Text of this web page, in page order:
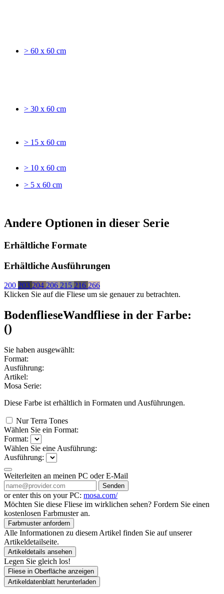
> 60 x 60 cm
> 30 x 60 cm
> 15 x 60 cm
> 10 x 60 cm
> 5 x 60 cm
Andere Optionen in dieser Serie
Erhältliche Formate
Erhältliche Ausführungen
200 203 204 206 215 216 266
Klicken Sie auf die Fliese um sie genauer zu betrachten.
BodenflieseWandfliese in der Farbe:
()
Sie haben ausgewählt:
Format:
Ausführung:
Artikel:
Mosa Serie:
Diese Farbe ist erhältlich in Formaten und Ausführungen.
Nur Terra Tones
Wählen Sie ein Format:
Format:
Wählen Sie eine Ausführung:
Ausführung:
Weiterleiten an meinen PC oder E-Mail
Senden
or enter this on your PC: mosa.com/
Möchten Sie diese Fliese im wirklichen sehen? Fordern Sie einen
kostenlosen Farbmuster an.
Farbmuster anfordern
Alle Informationen zu diesem Artikel finden Sie auf unserer
Artikeldetailseite.
Artikeldetails ansehen
Legen Sie gleich los!
Fliese in Oberfläche anzeigen
Artikeldatenblatt herunterladen